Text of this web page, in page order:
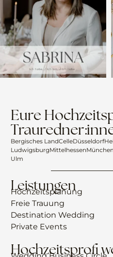
Eure
Bergisches LandCelleDüsseldorf
LudwigsburgMittelhessen
Ulm
Leistungen
Hochzeitsplanung
Freie Trauung
Destination Wedding
Private Events
Hochzeitsprofi